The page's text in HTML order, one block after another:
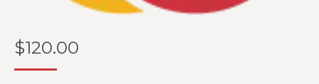
$120.00